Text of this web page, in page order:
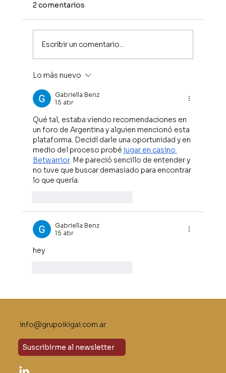
Construir una Cultura
Organizacional
2 comentarios
Escribir un comentario...
Lo más nuevo
Gabriella Benz
15 abr
Qué tal, estaba viendo recomendaciones en
un foro de Argentina y alguien mencionó esta
plataforma. Decidí darle una oportunidad y en
medio del proceso probé jugar en casino
Betwarrior. Me pareció sencillo de entender y
no tuve que buscar demasiado para encontrar
lo que quería.
Gabriella Benz
15 abr
hey
info@grupoikigai.com.ar
Suscribirme al newsletter